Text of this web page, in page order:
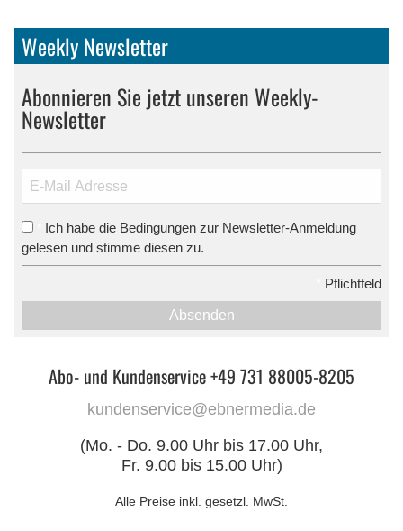
Weekly Newsletter
Abonnieren Sie jetzt unseren Weekly-
Newsletter
Ich habe die Bedingungen zur Newsletter-Anmeldung
gelesen und stimme diesen zu.
Pflichtfeld
Absenden
Abo- und Kundenservice +49 731 88005-8205
kundenservice@ebnermedia.de
(Mo. - Do. 9.00 Uhr bis 17.00 Uhr,
Fr. 9.00 bis 15.00 Uhr)
Alle Preise inkl. gesetzl. MwSt.